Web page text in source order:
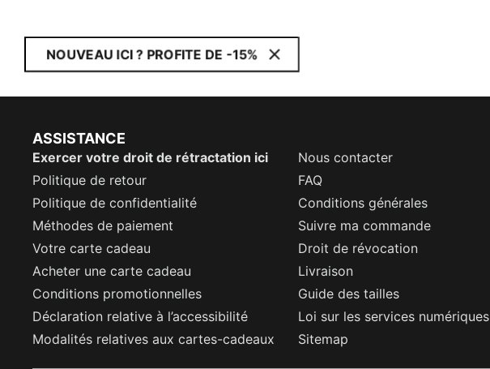
NOUVEAU ICI ? PROFITE DE -15%
ASSISTANCE
Exercer votre droit de rétractation ici
Nous contacter
Politique de retour
FAQ
Politique de confidentialité
Conditions générales
Méthodes de paiement
Suivre ma commande
Votre carte cadeau
Droit de révocation
Acheter une carte cadeau
Livraison
Conditions promotionnelles
Guide des tailles
Déclaration relative à l’accessibilité
Loi sur les services numériques
Modalités relatives aux cartes-cadeaux
Sitemap